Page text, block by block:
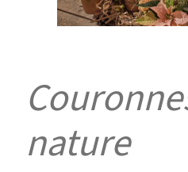
nature